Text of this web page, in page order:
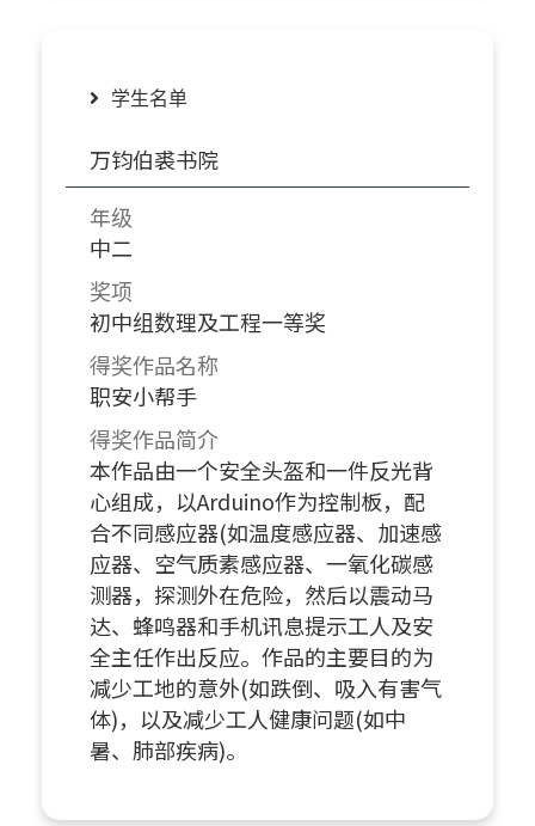
学生名单
万钧伯裘书院
年级
中二
奖项
初中组数理及工程一等奖
得奖作品名称
职安小帮手
得奖作品简介
本作品由一个安全头盔和一件反光背
心组成，以Arduino作为控制板，配
合不同感应器(如温度感应器、加速感
应器、空气质素感应器、一氧化碳感
测器，探测外在危险，然后以震动马
达、蜂鸣器和手机讯息提示工人及安
全主任作出反应。作品的主要目的为
减少工地的意外(如跌倒、吸入有害气
体)，以及减少工人健康问题(如中
暑、肺部疾病)。